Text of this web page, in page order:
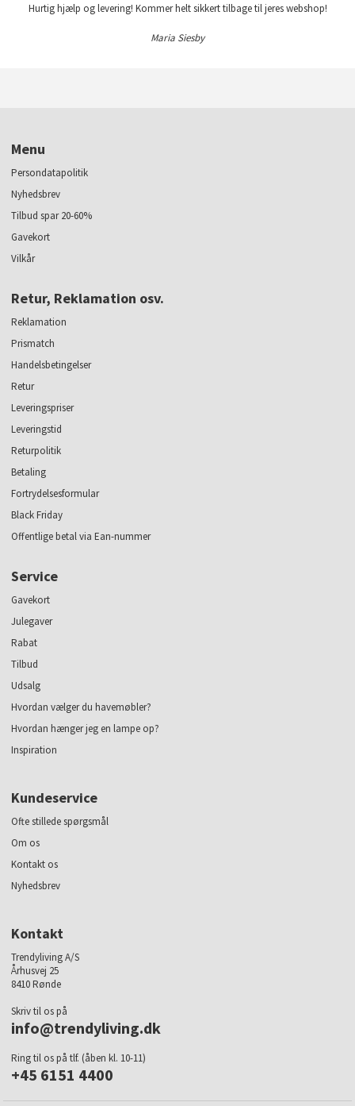
Hurtig hjælp og levering! Kommer helt sikkert tilbage til jeres webshop!
Maria Siesby
Menu
Persondatapolitik
Nyhedsbrev
Tilbud spar 20-60%
Gavekort
Vilkår
Retur, Reklamation osv.
Reklamation
Prismatch
Handelsbetingelser
Retur
Leveringspriser
Leveringstid
Returpolitik
Betaling
Fortrydelsesformular
Black Friday
Offentlige betal via Ean-nummer
Service
Gavekort
Julegaver
Rabat
Tilbud
Udsalg
Hvordan vælger du havemøbler?
Hvordan hænger jeg en lampe op?
Inspiration
Kundeservice
Ofte stillede spørgsmål
Om os
Kontakt os
Nyhedsbrev
Kontakt
Trendyliving A/S
Århusvej 25
8410 Rønde
Skriv til os på
info@trendyliving.dk
Ring til os på tlf. (åben kl. 10-11)
+45 6151 4400